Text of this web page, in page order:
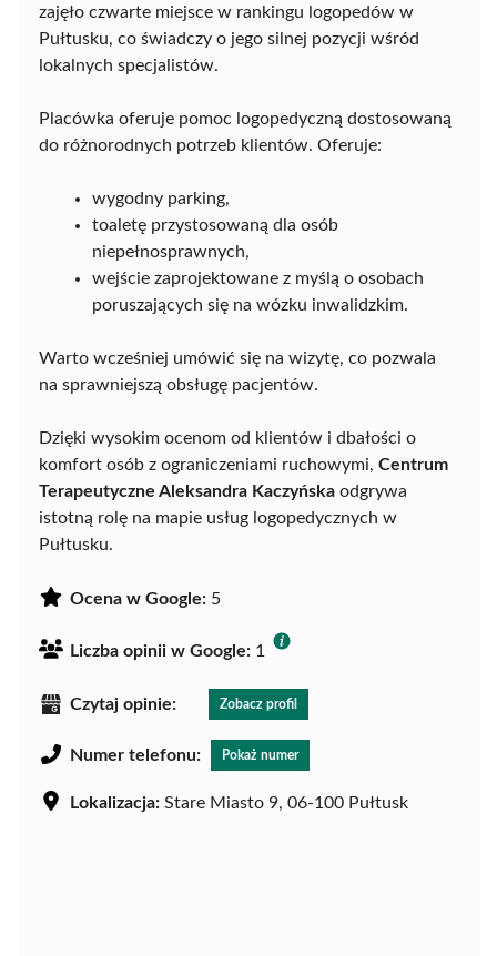
zajęło czwarte miejsce w rankingu logopedów w
Pułtusku, co świadczy o jego silnej pozycji wśród
lokalnych specjalistów.
Placówka oferuje pomoc logopedyczną dostosowaną
do różnorodnych potrzeb klientów. Oferuje:
wygodny parking,
toaletę przystosowaną dla osób
niepełnosprawnych,
wejście zaprojektowane z myślą o osobach
poruszających się na wózku inwalidzkim.
Warto wcześniej umówić się na wizytę, co pozwala
na sprawniejszą obsługę pacjentów.
Dzięki wysokim ocenom od klientów i dbałości o
komfort osób z ograniczeniami ruchowymi, Centrum
Terapeutyczne Aleksandra Kaczyńska odgrywa
istotną rolę na mapie usług logopedycznych w
Pułtusku.
Ocena w Google: 5
Liczba opinii w Google: 1
Czytaj opinie: Zobacz profil
Numer telefonu: Pokaż numer
Lokalizacja: Stare Miasto 9, 06-100 Pułtusk